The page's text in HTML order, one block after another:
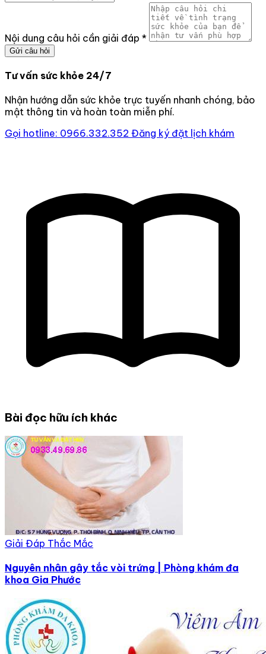
Nội dung câu hỏi cần giải đáp *
Gửi câu hỏi
Tư vấn sức khỏe 24/7
Nhận hướng dẫn sức khỏe trực tuyến nhanh chóng, bảo
mật thông tin và hoàn toàn miễn phí.
Gọi hotline: 0966.332.352 Đăng ký đặt lịch khám
Bài đọc hữu ích khác
Giải Đáp Thắc Mắc
Nguyên nhân gây tắc vòi trứng | Phòng khám đa
khoa Gia Phước